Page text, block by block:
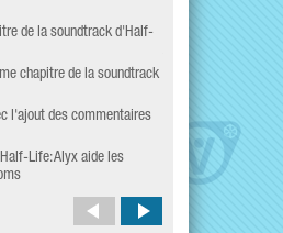
de la soundtrack d'Half-
chapitre de la soundtrack
l'ajout des commentaires
Life: Alyx aide les
ajoute le support de
16-05-2020 -
Workshop